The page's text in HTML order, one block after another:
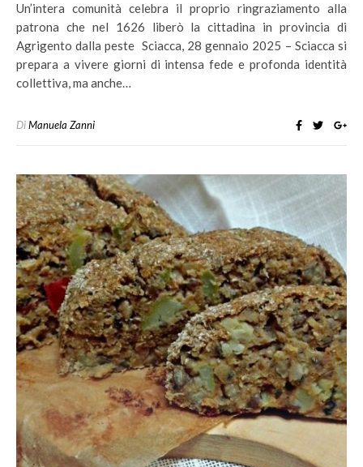
Un’intera comunità celebra il proprio ringraziamento alla
patrona che nel 1626 liberò la cittadina in provincia di
Agrigento dalla peste Sciacca, 28 gennaio 2025 – Sciacca si
prepara a vivere giorni di intensa fede e profonda identità
collettiva, ma anche…
DiManuela Zanni